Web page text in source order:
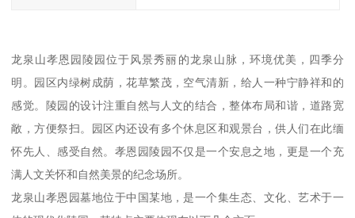
龙泉山孝恩园陵园位于风景秀丽的龙泉山脉，环境优美，四季分
明。园区内绿树成荫，花草繁茂，空气清新，给人一种宁静祥和的
感觉。陵园的设计注重自然与人文的结合，整体布局和谐，道路宽
敞，方便祭扫。园区内还设有多个休息区和观景台，供人们在此缅
怀先人、感受自然。孝恩园陵园不仅是一个安息之地，更是一个充
满人文关怀和自然美景的纪念场所。
龙泉山孝恩园墓地位于中国某地，是一个集生态、文化、艺术于一